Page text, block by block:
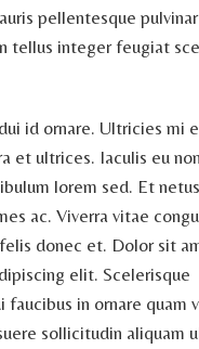
pellentesque
tellus integer feugiat
id ornare. Ultricies mi
et ultrices. Iaculis eu
lorem sed. Et
ac. Viverra vitae
donec et. Dolor sit
elit. Scelerisque
in ornare quam
sollicitudin aliquam